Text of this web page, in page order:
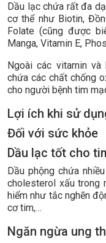
Dầu lạc chứa rất đa
cơ thể như Biotin,
Folate (cũng được
Manga, Vitamin E,
Ngoài các vitamin
chứa các chất chống
cho người bệnh tim
Lợi ích khi sử
Đối với sức khỏe
Dầu lạc tốt cho
Dầu phộng chứa
cholesterol xấu trong
hiểm như tắc nghẽn
cơ tim,…
Ngăn ngừa ung